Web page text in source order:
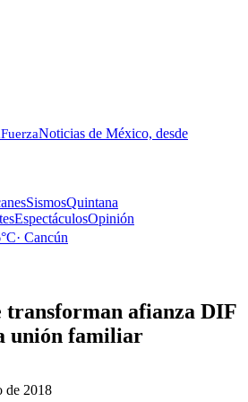
FuerzaNoticias de México, desde
SismosQuintana
EspectáculosOpinión
°C· Cancún
transforman afianza DIF
unión familiar
de 2018